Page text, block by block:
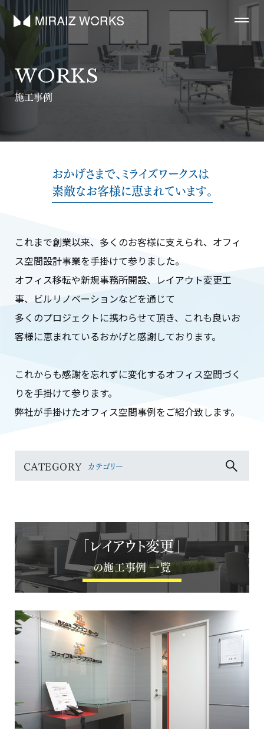
WORKS
施工事例
おかげさまで、ミライズワークスは
素敵なお客様に恵まれています。
これまで創業以来、多くのお客様に支えられ、オフィ
ス空間設計事業を手掛けて参りました。
オフィス移転や新規事務所開設、レイアウト変更工
事、ビルリノベーションなどを通じて
多くのプロジェクトに携わらせて頂き、これも良いお
客様に恵まれているおかげと感謝しております。
これからも感謝を忘れずに変化するオフィス空間づく
りを手掛けて参ります。
弊社が手掛けたオフィス空間事例をご紹介致します。
CATEGORY カテゴリー
「レイアウト変更」
の施工事例 一覧